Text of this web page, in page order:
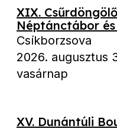
XIX.
Néptánctábor
Csíkborzsova
2026. augusztus
vasárnap
XV. Dunántúli